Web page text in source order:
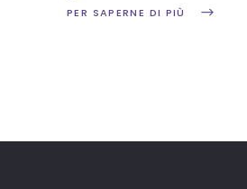
PER SAPERNE DI PIÙ